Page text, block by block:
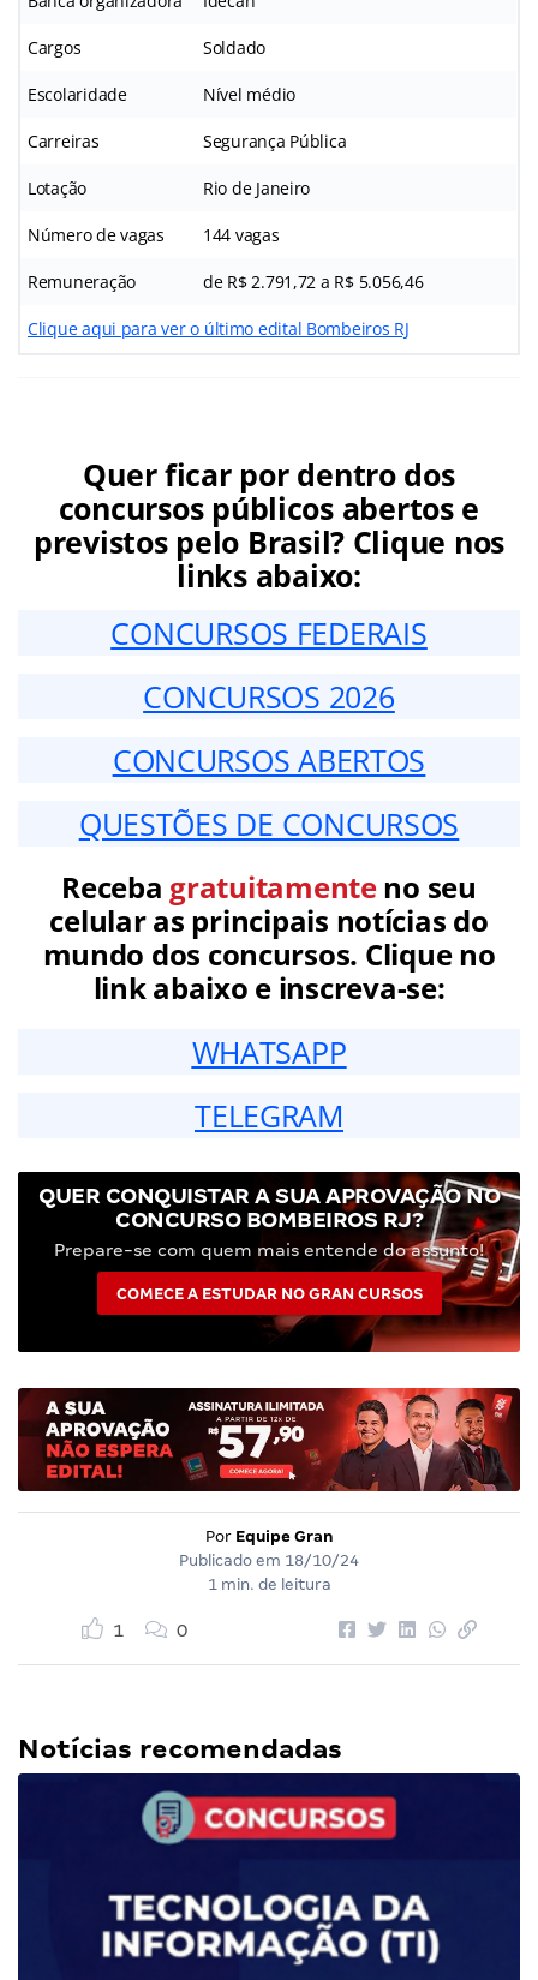
Cargos Soldado
Escolaridade Nível médio
Carreiras Segurança Pública
Lotação Rio de Janeiro
Número de vagas 144 vagas
Remuneração de R$ 2.791,72 a R$ 5.056,46
Clique aqui para ver o último edital Bombeiros RJ
Quer ficar por dentro dos
concursos públicos abertos e
previstos pelo Brasil? Clique nos
links abaixo:
CONCURSOS FEDERAIS
CONCURSOS 2026
CONCURSOS ABERTOS
QUESTÕES DE CONCURSOS
Receba gratuitamenteno seu
celular as principais notícias do
mundo dos concursos. Clique no
link abaixo e inscreva-se:
WHATSAPP
TELEGRAM
QUER CONQUISTAR A SUA APROVAÇÃO NO
CONCURSO BOMBEIROS RJ?
Prepare-se com quem mais entende do assunto!
COMECE A ESTUDAR NO GRAN CURSOS
Por Equipe Gran
Publicado em 18/10/24
1 min. de leitura
1 0
Notícias recomendadas